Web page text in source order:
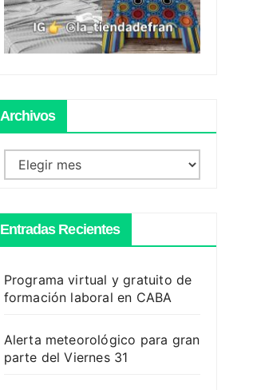
Archivos
Archivos
Entradas Recientes
Programa virtual y gratuito de
formación laboral en CABA
Alerta meteorológico para gran
parte del Viernes 31